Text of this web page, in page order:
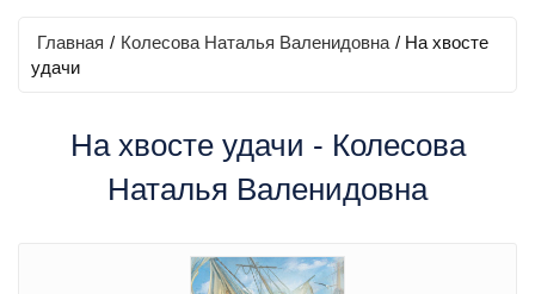
Главная / Колесова Наталья Валенидовна / На хвосте
удачи
На хвосте удачи - Колесова
Наталья Валенидовна